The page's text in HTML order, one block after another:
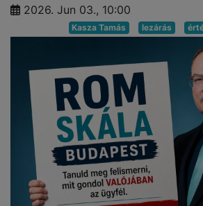
2026. Jun 03., 10:00
Kasza Tamás lezárás